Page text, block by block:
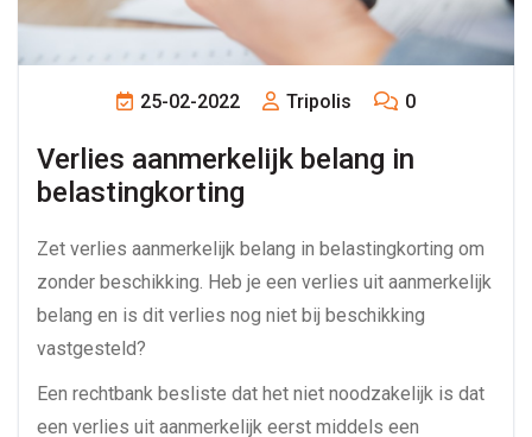
25-02-2022 Tripolis 0
Verlies aanmerkelijk belang in
belastingkorting
Zet verlies aanmerkelijk belang in belastingkorting om
zonder beschikking. Heb je een verlies uit aanmerkelijk
belang en is dit verlies nog niet bij beschikking
vastgesteld?
Een rechtbank besliste dat het niet noodzakelijk is dat
een verlies uit aanmerkelijk eerst middels een